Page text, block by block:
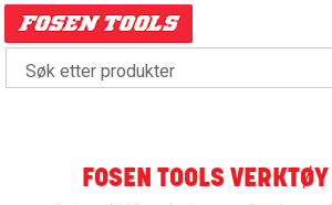
FOSEN TOOLS